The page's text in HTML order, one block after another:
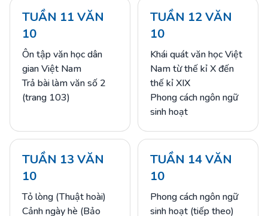
TUẦN 11 VĂN
10
Ôn tập văn học dân
gian Việt Nam
Trả bài làm văn số 2
(trang 103)
TUẦN 12 VĂN
10
Khái quát văn học Việt
Nam từ thế kỉ X đến
thế kỉ XIX
Phong cách ngôn ngữ
sinh hoạt
TUẦN 13 VĂN
10
Tỏ lòng (Thuật hoài)
Cảnh ngày hè (Bảo
TUẦN 14 VĂN
10
Phong cách ngôn ngữ
sinh hoạt (tiếp theo)